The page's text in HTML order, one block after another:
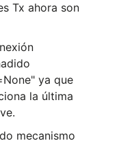
Tx ahora son
ya que
la última
mecanismo